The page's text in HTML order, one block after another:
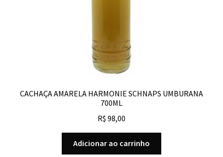
CACHAÇA AMARELA HARMONIE SCHNAPS UMBURANA
700ML
R$ 98,00
Adicionar ao carrinho